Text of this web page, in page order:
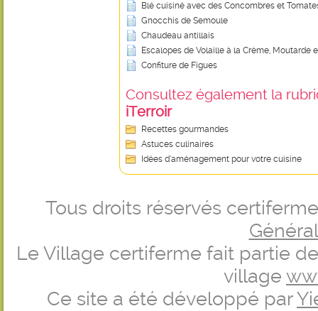
Blé cuisiné avec des Concombres et
Gnocchis de Semoule
Chaudeau antillais
Escalopes de Volaille à la Crème, Moutarde
Confiture de Figues
Consultez également la
iTerroir
Recettes gourmandes
Astuces culinaires
Idées d’aménagement pour votre cuisine
Tous droits réservés
Le Village certiferme fait partie
village
Ce site a été développé par